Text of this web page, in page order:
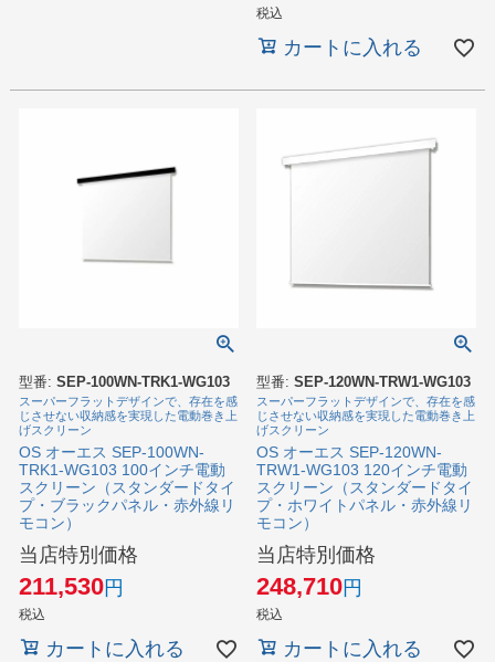
税込
カートに入れる
型番: SEP-100WN-TRK1-WG103
スーパーフラットデザインで、存在を感
じさせない収納感を実現した電動巻き上
げスクリーン
OS オーエス SEP-100WN-
TRK1-WG103 100インチ電動
スクリーン（スタンダードタイ
プ・ブラックパネル・赤外線リ
モコン）
当店特別価格
211,530
税込
カートに入れる
型番: SEP-120WN-TRW1-WG103
スーパーフラットデザインで、存在を感
じさせない収納感を実現した電動巻き上
げスクリーン
OS オーエス SEP-120WN-
TRW1-WG103 120インチ電動
スクリーン（スタンダードタイ
プ・ホワイトパネル・赤外線リ
モコン）
当店特別価格
248,710
税込
カートに入れる